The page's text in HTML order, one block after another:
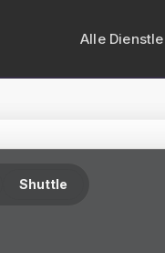
Alle
Shuttle